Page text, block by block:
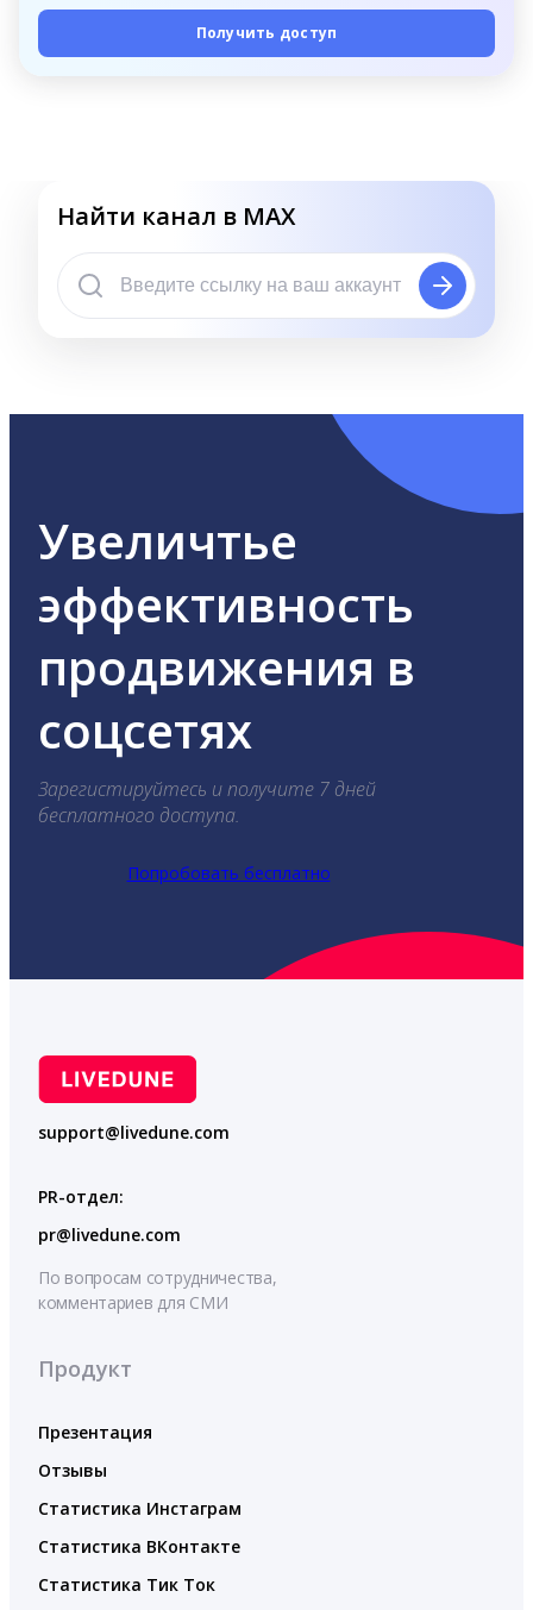
Получить доступ
Найти канал в MAX
Увеличтье
эффективность
продвижения в
соцсетях
Зарегистируйтесь и получите 7 дней
бесплатного доступа.
Попробовать бесплатно
support@livedune.com
PR-отдел:
pr@livedune.com
По вопросам сотрудничества,
комментариев для СМИ
Продукт
Презентация
Отзывы
Статистика Инстаграм
Статистика ВКонтакте
Статистика Тик Ток